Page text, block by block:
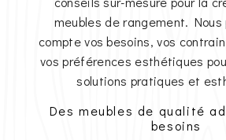
meubles de rangement. Nous
compte vos besoins, vos
vos préférences esthétiques
solutions pratiques et
Des meubles de qualité
besoins